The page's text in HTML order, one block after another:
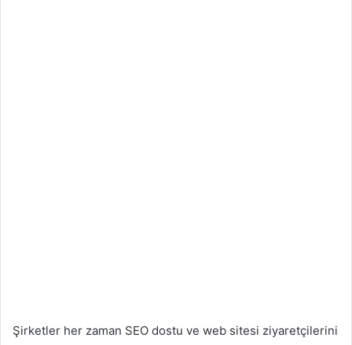
Şirketler her zaman SEO dostu ve web sitesi ziyaretçilerini